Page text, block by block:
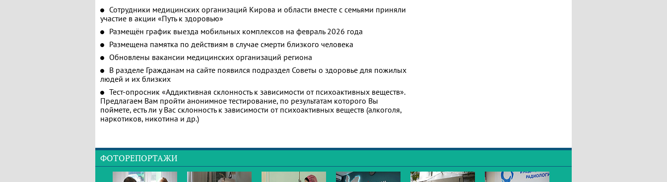
Сотрудники медицинских организаций Кирова и области вместе с семьями приняли
участие в акции «Путь к здоровью»
Размещён график выезда мобильных комплексов на февраль 2026 года
Размещена памятка по действиям в случае смерти близкого человека
Обновлены вакансии медицинских организаций региона
В разделе Гражданам на сайте появился подраздел Советы о здоровье для пожилых
людей и их близких
Тест-опросник «Аддиктивная склонность к зависимости от психоактивных веществ».
Предлагаем Вам пройти анонимное тестирование, по результатам которого Вы
поймете, есть ли у Вас склонность к зависимости от психоактивных веществ (алкоголя,
наркотиков, никотина и др.)
ФОТОРЕПОРТАЖИ